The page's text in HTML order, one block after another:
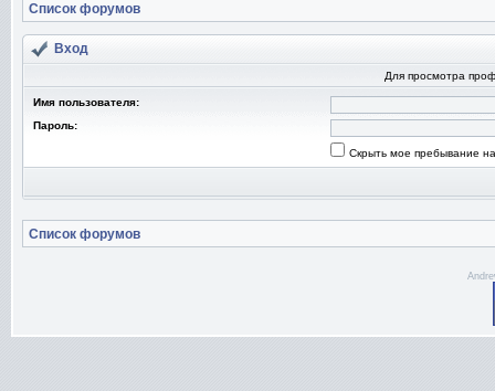
Список форумов
Вход
Для просмотра
Имя пользователя:
Пароль:
Скрыть мое пребывание
Список форумов